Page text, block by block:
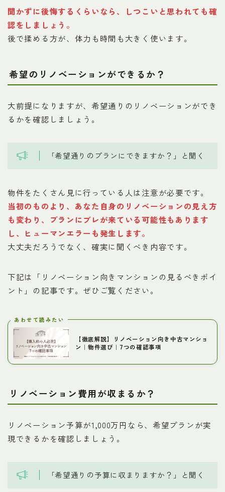
聞かずに後悔するくらいなら、しつこいと思われても確
認をしましょう 。
後で揉める方が、体力も時間も大きく使います。
希望のリノベーションができるか？
大前提になりますが、希望通りのリノベーションができ
るかを確認しましょう。
「希望通りのプランにできますか？」と聞く
物件をたくさん見に行っている人は注意が必要です。
当初のものより、あなた自身のリノベーションの見え方
も変わり、プランにブレが来ている可能性もあります
し、ヒューマンエラーも発生します。
大丈夫だろうでなく、確実に聞くべき内容です。
下記は「リノベーション向きマンションの見るべきポイ
ント」の記事です。ぜひご覧ください。
あわせて読みたい
【徹底解説】リノベーション向き中古マンショ
ン｜物件選び｜7つの確認事項
リノベーション費用が収まるか？
リノベーション予算が1,000万円なら、希望プランが実
現できるかを確認しましょう。
「希望通りの予算に収まりますか？」と聞く